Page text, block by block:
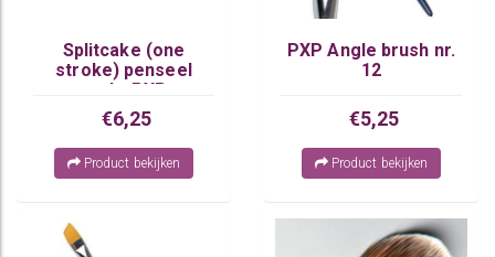
Splitcake (one
stroke) penseel
recht PXP
€6,25
Product bekijken
PXP Angle brush nr.
12
€5,25
Product bekijken